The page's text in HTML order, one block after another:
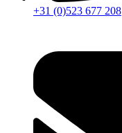
+31 (0)523 677 208